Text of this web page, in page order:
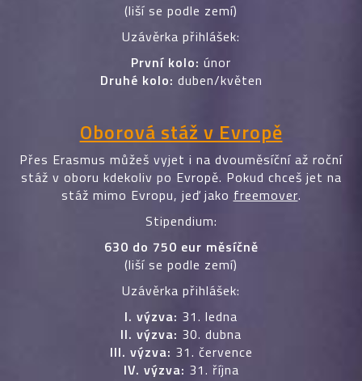
(liší se podle zemí)
Uzávěrka přihlášek:
První kolo: únor
Druhé kolo: duben/květen
Oborová stáž v Evropě
Přes Erasmus můžeš vyjet i na dvouměsíční až roční
stáž v oboru kdekoliv po Evropě. Pokud chceš jet na
stáž mimo Evropu, jeď jako freemover.
Stipendium:
630 do 750 eur měsíčně
(liší se podle zemí)
Uzávěrka přihlášek:
I. výzva: 31. ledna
II. výzva: 30. dubna
III. výzva: 31. července
IV. výzva: 31. října